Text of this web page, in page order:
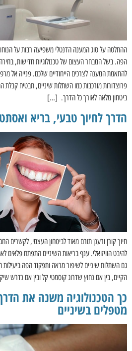
ההחלטה על סוג המענה הדנטלי משפיעה רבות על
הפה. בשל המבחר העצום של טכנולוגיות חדישות,
להתאמת המענה לצרכים הייחודיים שלכם. פנייה אל
פרוצדורות מורכבות כמו השתלות שיניים, תבטיח קבלת
ביטחון מלאה לאורך כל הדרך. […]
הדרך לחיוך טבעי, בריא
חיוך קורן ורענן תורם מאוד לביטחון העצמי, לקשרים
להיבט הוויזואלי. ענף בריאות השיניים התפתח פלאים
גם השתלות שיניים לשיפור מראה ותפקוד הפה
הקיים, בין אם נחוץ שדרוג קוסמטי קל ובין אם נדרש
כך הטכנולוגיה משנה את
מטפלים בשיניים